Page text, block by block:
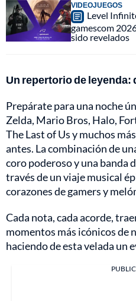
VIDEOJUEGOS
Level
gamescom
sido revelados
Un repertorio de leyenda:
Prepárate para una noche
Zelda, Mario Bros, Halo,
The Last of Us y muchos
antes. La combinación de
coro poderoso y una banda
través de un viaje musical
corazones de gamers y
Cada nota, cada acorde,
momentos más icónicos de
haciendo de esta velada un